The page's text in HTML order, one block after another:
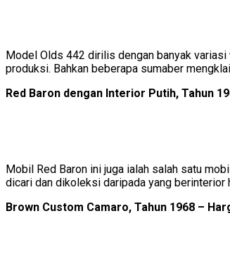
Model Olds 442 dirilis dengan banyak
produksi. Bahkan beberapa sumaber
Red Baron dengan Interior Putih, Tahun
Mobil Red Baron ini juga ialah salah satu
dicari dan dikoleksi daripada yang berinterior
Brown Custom Camaro, Tahun 1968 –